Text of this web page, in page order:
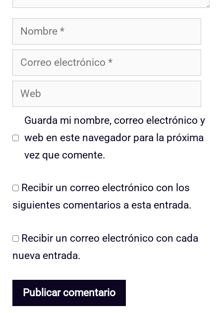
Nombre
Correo
electrónico
Web
Guarda mi nombre, correo electrónico y
web en este navegador para la próxima
vez que comente.
Recibir un correo electrónico con los
siguientes comentarios a esta entrada.
Recibir un correo electrónico con cada
nueva entrada.